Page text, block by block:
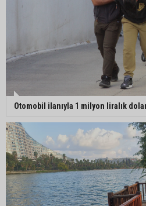
Otomobil ilanıyla 1 milyon liralık